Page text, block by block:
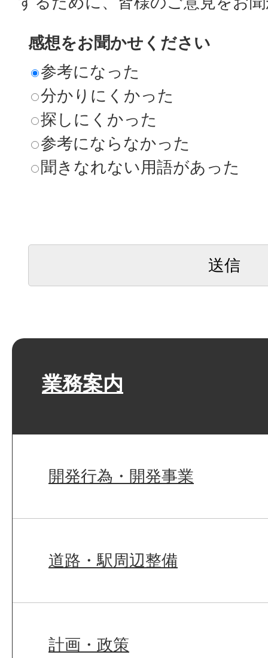
感想をお聞かせください
参考になった
分かりにくかった
探しにくかった
参考にならなかった
聞きなれない用語があった
業務案内
開発行為・開発事業
道路・駅周辺整備
計画・政策